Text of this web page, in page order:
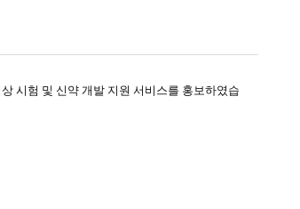
시험 및 신약 개발 지원 서비스를 홍보하였습